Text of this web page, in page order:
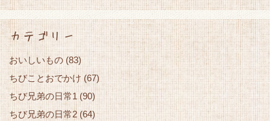
カテゴリー
おいしいもの (83)
ちびことおでかけ (67)
ちび兄弟の日常1(90)
ちび兄弟の日常2 (64)